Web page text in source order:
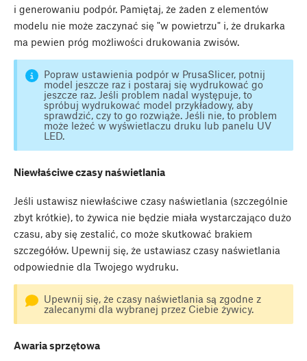
i generowaniu podpór. Pamiętaj, że żaden z elementów
modelu nie może zaczynać się "w powietrzu" i, że drukarka
ma pewien próg możliwości drukowania zwisów.
Popraw ustawienia podpór w PrusaSlicer, potnij
model jeszcze raz i postaraj się wydrukować go
jeszcze raz. Jeśli problem nadal występuje, to
spróbuj wydrukować model przykładowy, aby
sprawdzić, czy to go rozwiąże. Jeśli nie, to problem
może leżeć w wyświetlaczu druku lub panelu UV
LED.
Niewłaściwe czasy naświetlania
Jeśli ustawisz niewłaściwe czasy naświetlania (szczególnie
zbyt krótkie), to żywica nie będzie miała wystarczająco dużo
czasu, aby się zestalić, co może skutkować brakiem
szczegółów. Upewnij się, że ustawiasz czasy naświetlania
odpowiednie dla Twojego wydruku.
Upewnij się, że czasy naświetlania są zgodne z
zalecanymi dla wybranej przez Ciebie żywicy.
Awaria sprzętowa